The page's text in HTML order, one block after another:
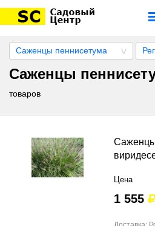
Саженцы пеннисетума
Саженцы
товаров
Цена
1 555